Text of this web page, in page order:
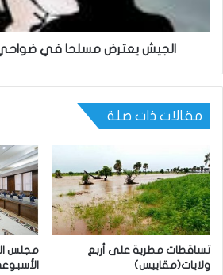
الجيش يعترض مسلحا في
مقالات ذات صلة
تساقطات مطرية على أربع
ولايات(مقاييس)
مجلس